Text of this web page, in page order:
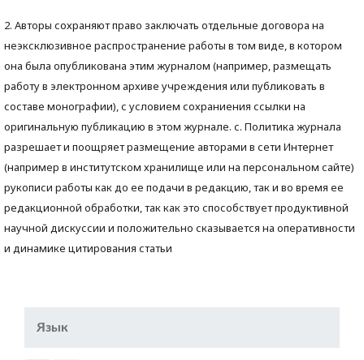
2. Авторы сохраняют право заключать отдельные договора на
неэксклюзивное распространение работы в том виде, в котором
она была опубликована этим журналом (например, размещать
работу в электронном архиве учреждения или публиковать в
составе монографии), с условием сохраниения ссылки на
оригинальную публикацию в этом журнале. с. Политика журнала
разрешает и поощряет размещение авторами в сети Интернет
(например в институтском хранилище или на персональном сайте)
рукописи работы как до ее подачи в редакцию, так и во время ее
редакционной обработки, так как это способствует продуктивной
научной дискуссии и положительно сказывается на оперативности
и динамике цитирования статьи
Язык